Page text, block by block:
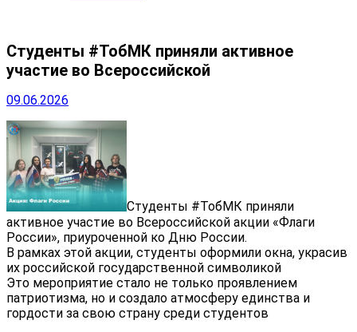
Студенты #ТобМК приняли активное
участие во Всероссийской
09.06.2026
Студенты #ТобМК приняли
активное участие во Всероссийской акции «Флаги
России», приуроченной ко Дню России.
В рамках этой акции, студенты оформили окна, украсив
их российской государственной символикой
Это мероприятие стало не только проявлением
патриотизма, но и создало атмосферу единства и
гордости за свою страну среди студентов